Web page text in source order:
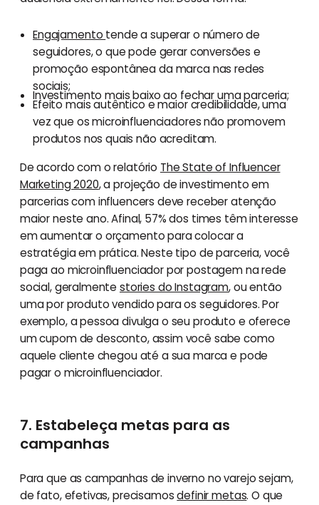
Engajamento tende a superar o número de
seguidores, o que pode gerar conversões e
promoção espontânea da marca nas redes
sociais;
Investimento mais baixo ao fechar uma parceria;
Efeito mais autêntico e maior credibilidade, uma
vez que os microinfluenciadores não promovem
produtos nos quais não acreditam.
De acordo com o relatório The State of Influencer
Marketing 2020, a projeção de investimento em
parcerias com influencers deve receber atenção
maior neste ano. Afinal, 57% dos times têm interesse
em aumentar o orçamento para colocar a
estratégia em prática. Neste tipo de parceria, você
paga ao microinfluenciador por postagem na rede
social, geralmente stories do Instagram, ou então
uma por produto vendido para os seguidores. Por
exemplo, a pessoa divulga o seu produto e oferece
um cupom de desconto, assim você sabe como
aquele cliente chegou até a sua marca e pode
pagar o microinfluenciador.
7. Estabeleça metas para as
campanhas
Para que as campanhas de inverno no varejo sejam,
de fato, efetivas, precisamosdefinir metas. O que